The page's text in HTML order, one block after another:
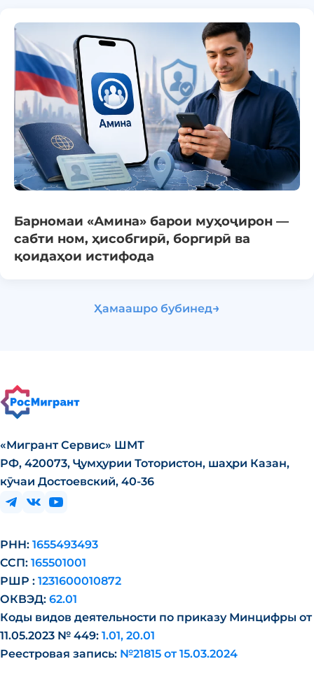
Барномаи «Амина» барои муҳоҷирон —
сабти ном, ҳисобгирӣ, боргирӣ ва
қоидаҳои истифода
Ҳамаашро бубинед→
«Мигрант Сервис» ШМТ
РФ, 420073, Ҷумҳурии Тотористон, шаҳри Казан,
кӯчаи Достоевский, 40-36
РНН: 1655493493
ССП: 165501001
РШР : 1231600010872
ОКВЭД: 62.01
Коды видов деятельности по приказу Минцифры от
11.05.2023 № 449: 1.01, 20.01
Реестровая запись: №21815 от 15.03.2024